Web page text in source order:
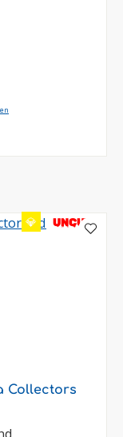
💎 UNCUT
Collectors